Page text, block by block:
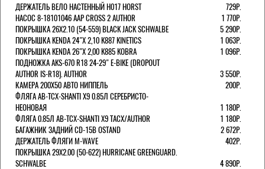
ДЕРЖАТЕЛЬ ВЕЛО НАСТЕННЫЙ H017 HORST
729Р.
НАСОС 8-18101046 AAP CROSS 2 AUTHOR
1 770Р.
ПОКРЫШКА 26X2.10 (54-559) BLACK JACK SCHWALBE
5 290Р.
ПОКРЫШКА KENDA 24"Х 2,10 K887 KINETICS
1 063Р.
ПОКРЫШКА KENDA 26"Х 2,00 K885 KOBRA
1 096Р.
ПОДНОЖКА AKS-670 R18 24-29" E-BIKE (DROPOUT
AUTHOR IS-R18). AUTHOR
3 550Р.
КАМЕРА 200Х50 АВТО НИППЕЛЬ
200Р.
ФЛЯГА AB-TCX-SHANTI X9 0.85Л СЕРЕБРИСТО-
НЕОНОВАЯ
1 180Р.
ФЛЯГА 0.85Л AB-TCX-SHANTI X9 TACX/AUTHOR
1 180Р.
БАГАЖНИК ЗАДНИЙ CD-15B OSTAND
2 672Р.
ДЕРЖАТЕЛЬ ФЛЯГИ M-WAVE
402Р.
ПОКРЫШКА 29X2.00 (50-622) HURRICANE GREENGUARD.
SCHWALBE
4 890Р.